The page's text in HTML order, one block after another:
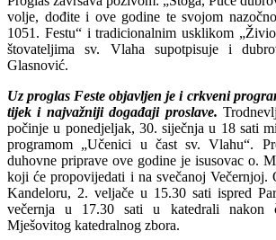
volje, dođite i ove godine te svojom
1051. Festu“ i tradicionalnim usklikom
štovateljima sv. Vlaha supotpisuje i
Glasnović.
Uz proglas Feste objavljen je i crkveni
tijek i najvažniji događaji proslave.
počinje u ponedjeljak, 30. siječnja u 18 sati
programom „Učenici u čast sv. Vlahu“.
duhovne priprave ove godine je isusovac o.
koji će propovijedati i na svečanoj Večernjoj.
Kandeloru, 2. veljače u 15.30 sati ispred
večernja u 17.30 sati u katedrali nakon
Mješovitog katedralnog zbora.